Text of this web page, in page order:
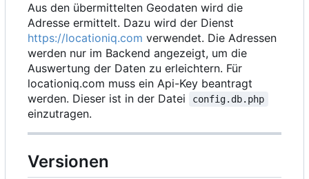
Aus den übermittelten Geodaten wird die
Adresse ermittelt. Dazu wird der Dienst
https://locationiq.com verwendet. Die Adressen
werden nur im Backend angezeigt, um die
Auswertung der Daten zu erleichtern. Für
locationiq.com muss ein Api-Key beantragt
werden. Dieser ist in der Datei
config.db.php
einzutragen.
Versionen